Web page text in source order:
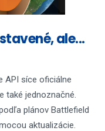
ale...
API síce oficiálne
také jednoznačné.
plánov Battlefield
aktualizácie.